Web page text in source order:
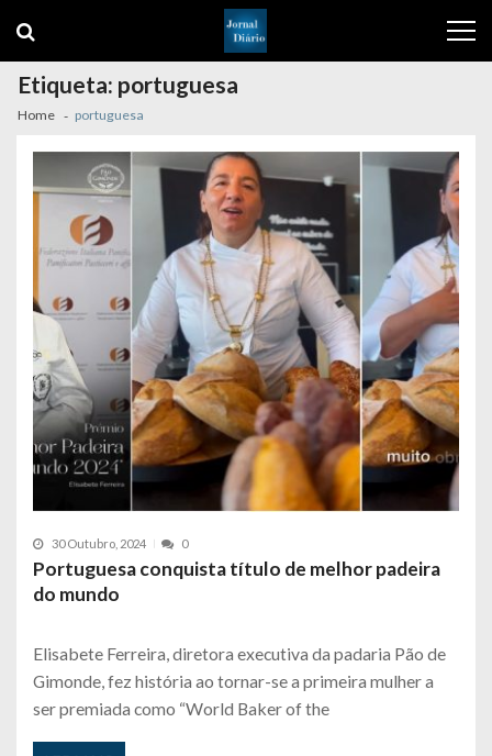
navigation
content
Etiqueta: portuguesa
Home portuguesa
30 Outubro, 2024 0
Portuguesa conquista título de melhor padeira
do mundo
Elisabete Ferreira, diretora executiva da padaria Pão de
Gimonde, fez história ao tornar-se a primeira mulher a
ser premiada como “World Baker of the